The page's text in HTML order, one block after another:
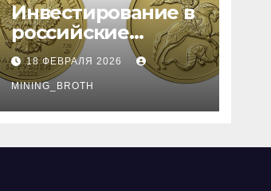
Инвестирование в
российские
золотые монеты:
подробное
руководство
18 ФЕВРАЛЯ 2026
MINING_BROTH